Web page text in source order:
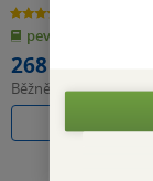
4.8
z
5
hvězdiček
pevná vazba
268 Kč
Běžně
299 Kč